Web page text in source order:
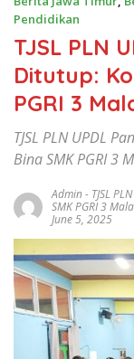
Pendidikan
TJSL PLN
Ditutup:
PGRI 3
TJSL PLN UPDL
Bina SMK PGRI 3
Admin- TJSL
SMK PGRI 3
June 5, 2025